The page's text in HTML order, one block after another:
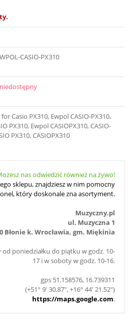
CASIO-PX310
Casio PX310, Ewpol CASIO-PX310,
PX310, Ewpol CASIOPX310, CASIO-
PX310, CASIOPX310
nas odwiedzić również na żywo!
sklepu, znajdziesz w nim pomocny
który doskonale zna asortyment.
Muzyczny.pl
ul. Muzyczna 1
Błonie k. Wrocławia, gm. Miękinia
poniedziałku do piątku w godz. 10-
17 i w soboty w godz. 10-16.
gps 51.158576, 16.739311
(+51° 9' 30.87", +16° 44' 21.52")
https://maps.google.com.